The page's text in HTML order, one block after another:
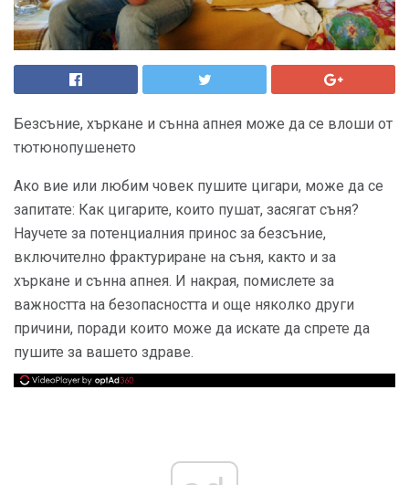
Безсъние, хъркане и сънна апнея може да се влоши от
тютюнопушенето
Ако вие или любим човек пушите цигари, може да се
запитате: Как цигарите, които пушат, засягат съня?
Научете за потенциалния принос за безсъние,
включително фрактуриране на съня, както и за
хъркане и сънна апнея. И накрая, помислете за
важността на безопасността и още няколко други
причини, поради които може да искате да спрете да
пушите за вашето здраве.